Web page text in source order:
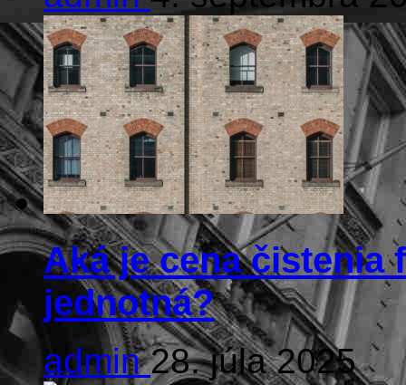
Aká je cena čistenia
jednotná?
admin28. júla 2025